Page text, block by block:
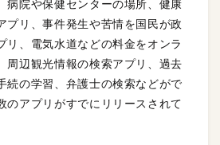
病院や保健センターの場所、健康
プリ、事件発生や苦情を国民が政
リ、電気水道などの料金をオンラ
周辺観光情報の検索アプリ、過去
続の学習、弁護士の検索などがで
のアプリがすでにリリースされて